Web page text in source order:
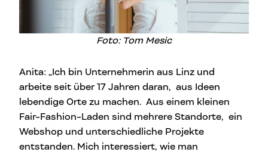
Foto: Tom Mesic
Anita: „Ich bin Unternehmerin aus Linz und
arbeite seit über 17 Jahren daran, aus Ideen
lebendige Orte zu machen. Aus einem kleinen
Fair-Fashion-Laden sind mehrere Standorte, ein
Webshop und unterschiedliche Projekte
entstanden. Mich interessiert, wie man